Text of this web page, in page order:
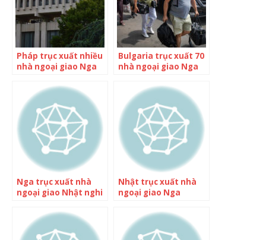
Pháp trục xuất nhiều
nhà ngoại giao Nga
Bulgaria trục xuất 70
nhà ngoại giao Nga
Nga trục xuất nhà
ngoại giao Nhật nghi
Nhật trục xuất nhà
ngoại giao Nga